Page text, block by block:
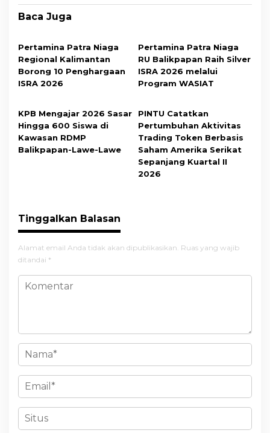
Baca Juga
Pertamina Patra Niaga
Regional Kalimantan
Borong 10 Penghargaan
ISRA 2026
Pertamina Patra Niaga
RU Balikpapan Raih Silver
ISRA 2026 melalui
Program WASIAT
KPB Mengajar 2026 Sasar
Hingga 600 Siswa di
Kawasan RDMP
Balikpapan-Lawe-Lawe
PINTU Catatkan
Pertumbuhan Aktivitas
Trading Token Berbasis
Saham Amerika Serikat
Sepanjang Kuartal II
2026
Tinggalkan Balasan
Alamat email Anda tidak akan dipublikasikan. Ruas yang wajib
ditandai *